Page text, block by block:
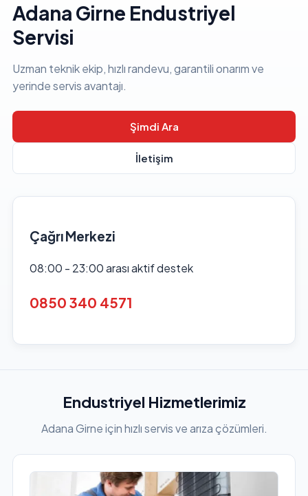
Adana Girne Endustriyel
Servisi
Uzman teknik ekip, hızlı randevu, garantili onarım ve
yerinde servis avantajı.
Şimdi Ara
İletişim
Çağrı Merkezi
08:00 - 23:00 arası aktif destek
0850 340 4571
Endustriyel Hizmetlerimiz
Adana Girne için hızlı servis ve arıza çözümleri.